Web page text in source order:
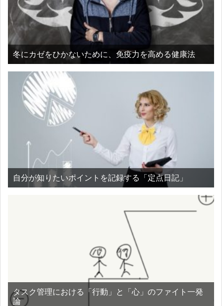
冬にカゼをひかないために、免疫力を高める健康法
自分が知りたいポイントを記録する「定点日記」
タスク管理における「行動」と「心」のファイト一発
論